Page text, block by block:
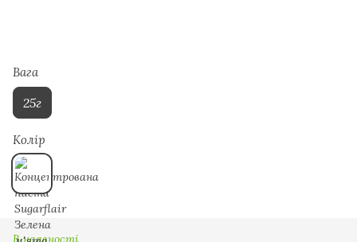
Вага
25г
Колір
В наявності